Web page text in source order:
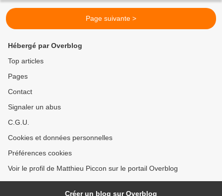
Page suivante >
Hébergé par Overblog
Top articles
Pages
Contact
Signaler un abus
C.G.U.
Cookies et données personnelles
Préférences cookies
Voir le profil de Matthieu Piccon sur le portail Overblog
Créer un blog sur Overblog